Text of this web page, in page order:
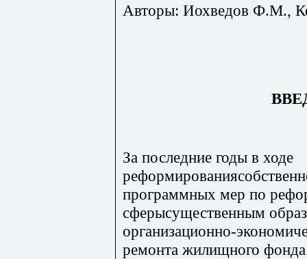
Авторы: Иохведов Ф.М.,
За последние годы в ходе
программных мер по
сферысущественным
организационно-
ремонта жилищного